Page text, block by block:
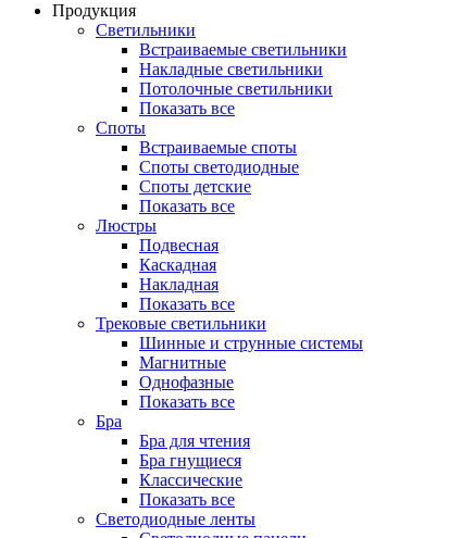
Продукция
Светильники
Встраиваемые светильники
Накладные светильники
Потолочные светильники
Показать все
Споты
Встраиваемые споты
Споты светодиодные
Споты детские
Показать все
Люстры
Подвесная
Каскадная
Накладная
Показать все
Трековые светильники
Шинные и струнные системы
Магнитные
Однофазные
Показать все
Бра
Бра для чтения
Бра гнущиеся
Классические
Показать все
Светодиодные ленты